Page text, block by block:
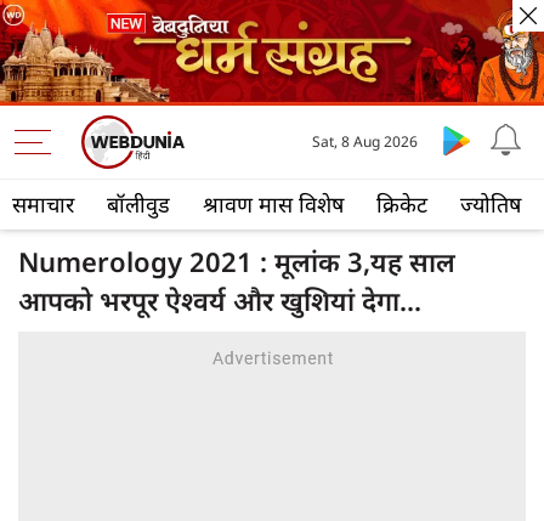
समाचार बॉलीवुड श्रावण मास विशेष क्रिकेट ज्योतिष
Sat, 8 Aug 2026
Numerology 2021 : मूलांक 3,यह साल
आपको भरपूर ऐश्वर्य और खुशियां देगा...